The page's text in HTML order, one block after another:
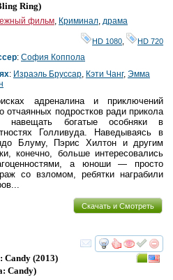
Ring)
фильм, Криминал, драма
HD 1080 HD 720
: София Коппола
: Израэль Бруссар, Кэти Чанг, Эмма
адреналина и приключений
отчаянных подростков ради прикола
навещать богатые особняки в
Голливуда. Наведываясь в
Блуму, Пэрис Хилтон и другим
конечно, больше интересовались
а юноши — просто
со взломом, ребятки награбили
Скачать и Смотреть
смотреть
Candy(2013)
Candy)